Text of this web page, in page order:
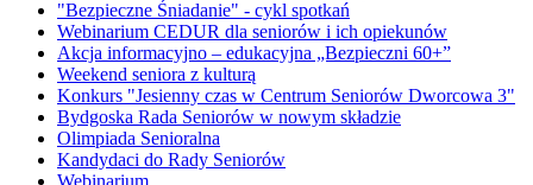
"Bezpieczne Śniadanie" - cykl spotkań
Webinarium CEDUR dla seniorów i ich opiekunów
Akcja informacyjno – edukacyjna „Bezpieczni 60+”
Weekend seniora z kulturą
Konkurs "Jesienny czas w Centrum Seniorów Dworcowa 3"
Bydgoska Rada Seniorów w nowym składzie
Olimpiada Senioralna
Kandydaci do Rady Seniorów
Webinarium